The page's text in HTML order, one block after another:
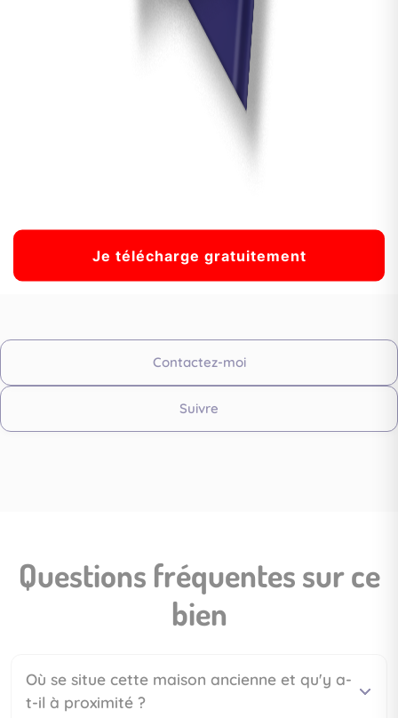
CLASSIMMOS
Afficher le téléphone
Contactez-moi
Suivre
Questions fréquentes sur ce
bien
Où se situe cette maison ancienne et qu'y a-
t-il à proximité ?